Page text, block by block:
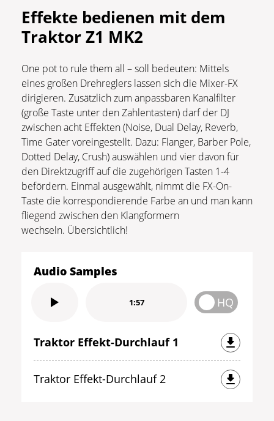
Effekte bedienen mit dem
Traktor Z1 MK2
One pot to rule them all – soll bedeuten: Mittels
eines großen Drehreglers lassen sich die Mixer-FX
dirigieren. Zusätzlich zum anpassbaren Kanalfilter
(große Taste unter den Zahlentasten) darf der DJ
zwischen acht Effekten (Noise, Dual Delay, Reverb,
Time Gater voreingestellt. Dazu: Flanger, Barber Pole,
Dotted Delay, Crush) auswählen und vier davon für
den Direktzugriff auf die zugehörigen Tasten 1-4
befördern. Einmal ausgewählt, nimmt die FX-On-
Taste die korrespondierende Farbe an und man kann
fliegend zwischen den Klangformern
wechseln. Übersichtlich!
Audio Samples
1:57 HQ
Traktor Effekt-Durchlauf 1
Traktor Effekt-Durchlauf 2